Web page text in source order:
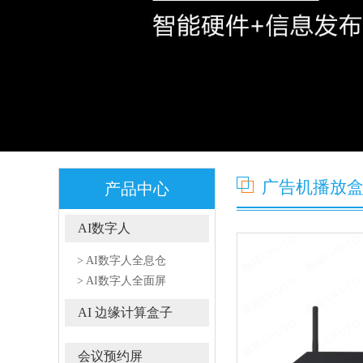
产品中心
AI数字人
> AI数字人全息仓
> AI数字人全面屏
AI 边缘计算盒子
会议预约屏
广告机播放盒